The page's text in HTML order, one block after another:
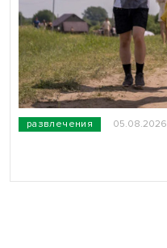
развлечения 05.08.2026